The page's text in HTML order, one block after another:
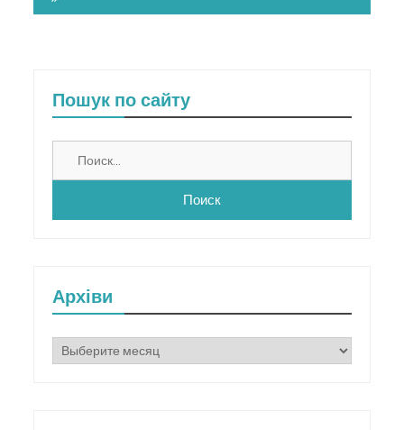
Пошук по сайту
Архіви
Архіви